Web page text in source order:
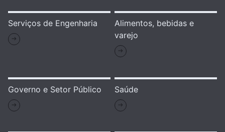
Serviços de Engenharia
Alimentos, bebidas e
varejo
Governo e Setor Público Saúde